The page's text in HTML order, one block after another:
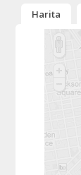
Harita